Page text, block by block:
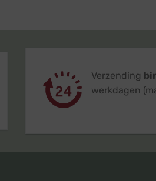
Verzending
werkdagen